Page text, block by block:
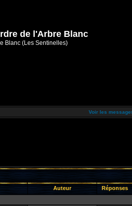
de l'Arbre Blanc
Blanc (Les Sentinelles)
Voir les
Auteur Réponses